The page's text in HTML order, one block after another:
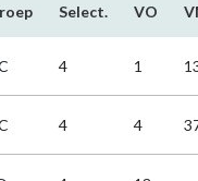
Select. VO
4 1
4 4